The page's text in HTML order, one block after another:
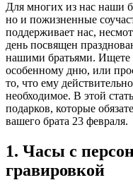
Для многих из нас наши
но и пожизненные
поддерживает нас,
день посвящен
нашими братьями.
особенному дню, или
то, что ему
необходимое. В этой
подарков, которые
вашего брата 23 февраля.
1. Часы с
гравировкой